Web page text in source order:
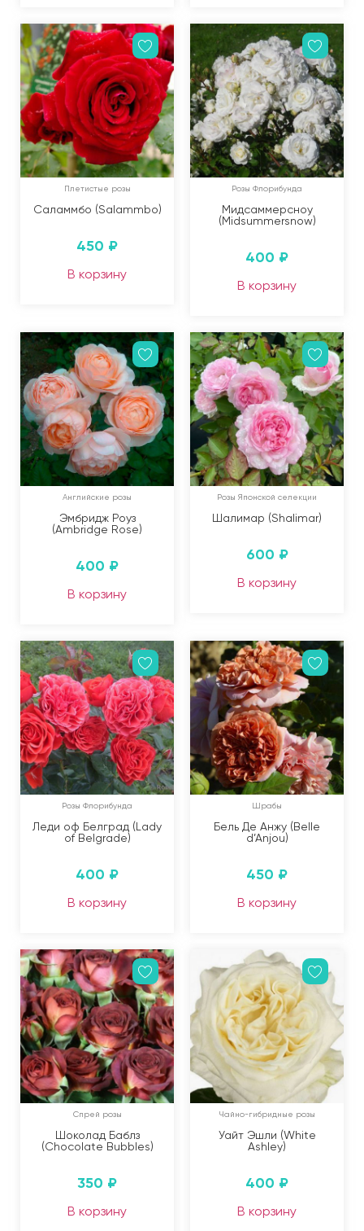
Плетистые розы
Саламмбо (Salammbo)
450 ₽
В корзину
Розы Флорибунда
Мидсаммерсноу
(Midsummersnow)
400 ₽
В корзину
Английские розы
Эмбридж Роуз
(Ambridge Rose)
400 ₽
В корзину
Розы Японской селекции
Шалимар (Shalimar)
600 ₽
В корзину
Розы Флорибунда
Леди оф Белград (Lady
of Belgrade)
400 ₽
В корзину
Шрабы
Бель Де Анжу (Belle
d’Anjou)
450 ₽
В корзину
Спрей розы
Шоколад Баблз
(Chocolate Bubbles)
350 ₽
В корзину
Чайно-гибридные розы
Уайт Эшли (White
Ashley)
400 ₽
В корзину